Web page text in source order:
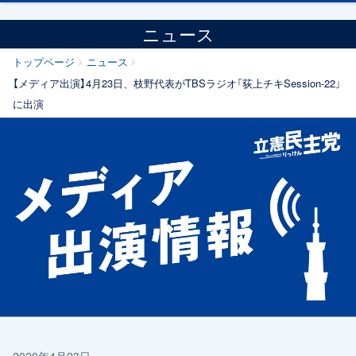
ニュース
トップページ
ニュース
【メディア出演】4月23日、枝野代表がTBSラジオ「荻上チキSession-22」
に出演